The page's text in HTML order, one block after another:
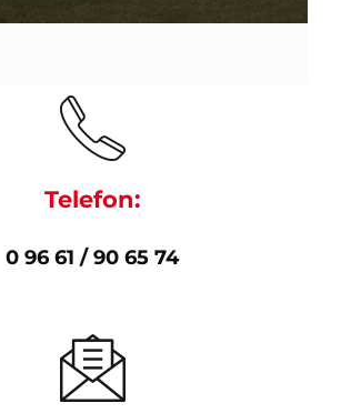
Telefon:
0 96 61 / 90 65 74